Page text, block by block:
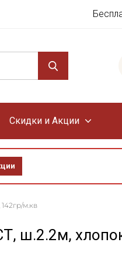
Скидки и Акции
м.кв
ш.2.2м,